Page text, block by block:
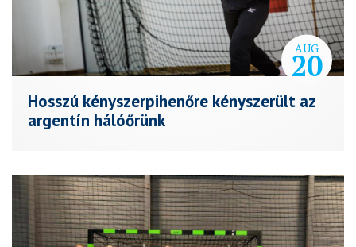
AUG
20
Hosszú kényszerpihenőre kényszerült az
argentín hálóőrünk